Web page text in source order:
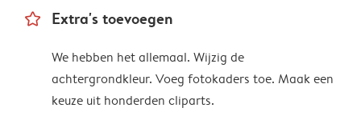
star_outline Extra's toevoegen
We hebben het allemaal. Wijzig de
achtergrondkleur. Voeg fotokaders toe. Maak een
keuze uit honderden cliparts.